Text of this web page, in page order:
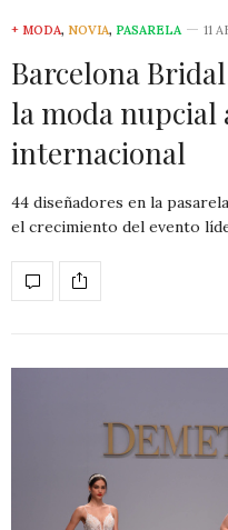
+ MODA, NOVIA, PASARELA 11
Barcelona
la moda nupcial
internacional
44 diseñadores en la
el crecimiento del evento